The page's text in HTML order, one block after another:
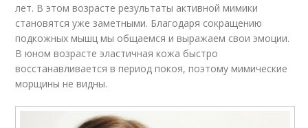
лет. В этом возрасте результаты активной мимики
становятся уже заметными. Благодаря сокращению
подкожных мышц мы общаемся и выражаем свои эмоции.
В юном возрасте эластичная кожа быстро
восстанавливается в период покоя, поэтому мимические
морщины не видны.